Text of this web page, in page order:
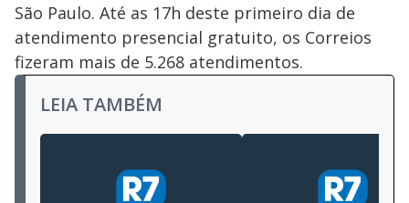
São Paulo. Até as 17h deste primeiro dia de
atendimento presencial gratuito, os Correios
fizeram mais de 5.268 atendimentos.
LEIA TAMBÉM